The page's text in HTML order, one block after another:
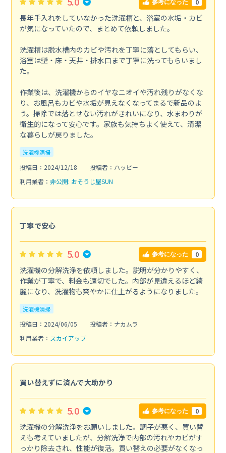
参考になった 0
長年手入れをしていなかった洗濯槽と、浴室の水垢・カビ
が気になっていたので、まとめて依頼しました。
洗濯槽は脱水槽内のカビや汚れを丁寧に落としてもらい、
浴室は壁・床・天井・排水口まで丁寧に洗ってもらいまし
た。
作業後は、洗濯機からのイヤなニオイや汚れ残りがなくな
り、お風呂もカビや水垢が見えなくなってまるで新品のよ
う。掃除では落とせない汚れがきれいになり、水まわりが
衛生的になって安心です。家族も気持ちよく使えて、清潔
な暮らしが戻りました。
洗濯機清掃
投稿日：2024/12/18
投稿者：ハッピー
利用業者： 非公開: おそうじ屋SUN
丁寧で安心
5.0 参考になった 0
洗濯機の分解洗浄を依頼しました。説明が分かりやすく、
作業が丁寧で、料金も適切でした。内部が見違えるほど綺
麗になり、洗濯物も爽やかに仕上がるようになりました。
洗濯機清掃
投稿日：2024/06/05
投稿者：ナカムラ
利用業者： スカイアップ
買い替えずに済んで大助かり
5.0 参考になった 0
洗濯機の分解洗浄をお願いしました。調子が悪く、買い替
えも考えていましたが、分解洗浄で内部の汚れやカビがす
っかり除去され、性能が復活。買い替えの必要がなくなっ